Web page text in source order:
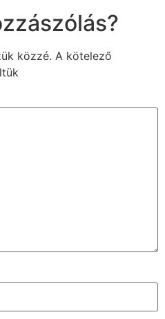
közzé. A kötelező